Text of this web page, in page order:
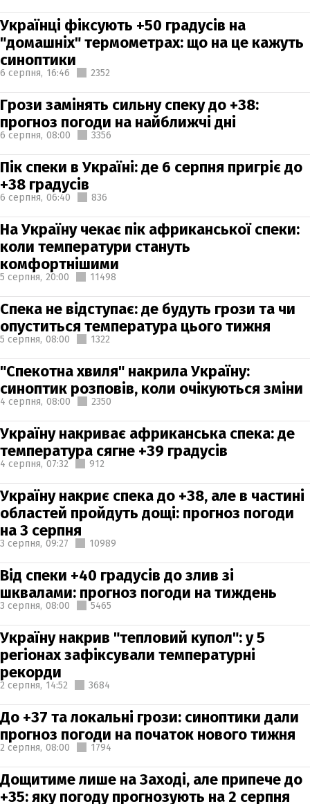
Українці фіксують +50 градусів на
"домашніх" термометрах: що на це кажуть
синоптики
6 серпня, 16:46 2352
Грози замінять сильну спеку до +38:
прогноз погоди на найближчі дні
6 серпня, 08:00 3356
Пік спеки в Україні: де 6 серпня пригріє до
+38 градусів
6 серпня, 06:40 836
На Україну чекає пік африканської спеки:
коли температури стануть
комфортнішими
5 серпня, 20:00 11498
Спека не відступає: де будуть грози та чи
опуститься температура цього тижня
5 серпня, 08:00 1322
"Спекотна хвиля" накрила Україну:
синоптик розповів, коли очікуються зміни
4 серпня, 08:00 2350
Україну накриває африканська спека: де
температура сягне +39 градусів
4 серпня, 07:32 912
Україну накриє спека до +38, але в частині
областей пройдуть дощі: прогноз погоди
на 3 серпня
3 серпня, 09:27 10989
Від спеки +40 градусів до злив зі
шквалами: прогноз погоди на тиждень
3 серпня, 08:00 5465
Україну накрив "тепловий купол": у 5
регіонах зафіксували температурні
рекорди
2 серпня, 14:52 3684
До +37 та локальні грози: синоптики дали
прогноз погоди на початок нового тижня
2 серпня, 08:00 1794
Дощитиме лише на Заході, але припече до
+35: яку погоду прогнозують на 2 серпня